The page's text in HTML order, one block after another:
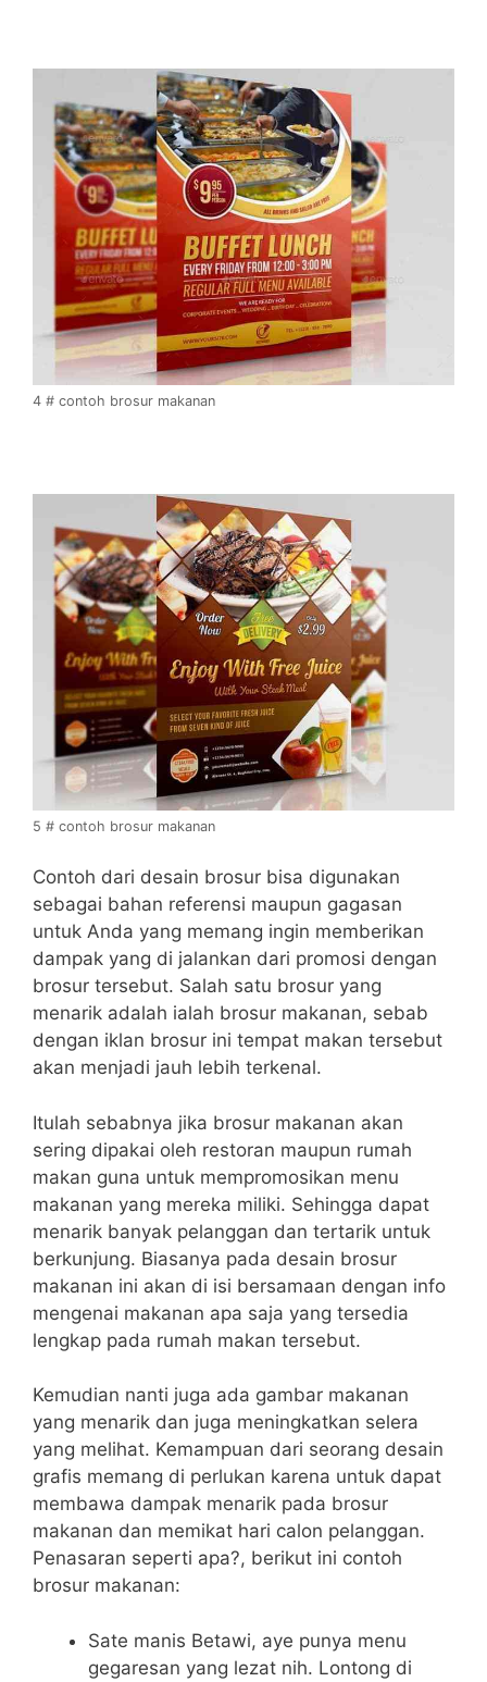
4 # contoh brosur makanan
5 # contoh brosur makanan
Contoh dari desain brosur bisa digunakan
sebagai bahan referensi maupun gagasan
untuk Anda yang memang ingin memberikan
dampak yang di jalankan dari promosi dengan
brosur tersebut. Salah satu brosur yang
menarik adalah ialah brosur makanan, sebab
dengan iklan brosur ini tempat makan tersebut
akan menjadi jauh lebih terkenal.
Itulah sebabnya jika brosur makanan akan
sering dipakai oleh restoran maupun rumah
makan guna untuk mempromosikan menu
makanan yang mereka miliki. Sehingga dapat
menarik banyak pelanggan dan tertarik untuk
berkunjung. Biasanya pada desain brosur
makanan ini akan di isi bersamaan dengan info
mengenai makanan apa saja yang tersedia
lengkap pada rumah makan tersebut.
Kemudian nanti juga ada gambar makanan
yang menarik dan juga meningkatkan selera
yang melihat. Kemampuan dari seorang desain
grafis memang di perlukan karena untuk dapat
membawa dampak menarik pada brosur
makanan dan memikat hari calon pelanggan.
Penasaran seperti apa?, berikut ini contoh
brosur makanan:
Sate manis Betawi, aye punya menu
gegaresan yang lezat nih. Lontong di